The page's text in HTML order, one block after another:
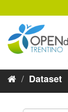
al
contenuto
Dataset